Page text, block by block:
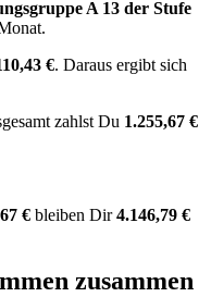
A 13 der Stufe
€. Daraus ergibt sich
zahlst Du 1.255,67 €
€ bleiben Dir4.146,79 €
zusammen